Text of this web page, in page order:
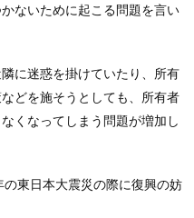
ないために起こる問題を言い
に迷惑を掛けていたり、所有
どを施そうとしても、所有者
くなってしまう問題が増加し
の東日本大震災の際に復興の妨